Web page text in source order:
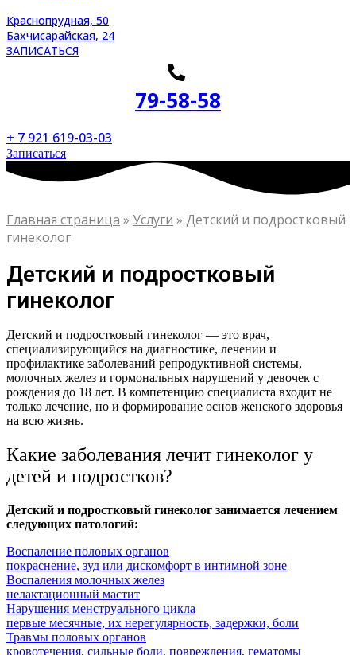
Краснопрудная, 50
Бахчисарайская, 24
ЗАПИСАТЬСЯ
79-58-58
+ 7 921 619-03-03
Записаться
Главная страница » Услуги » Детский и подростковый
гинеколог
Детский и подростковый
гинеколог
Детский и подростковый гинеколог — это врач,
специализирующийся на диагностике, лечении и
профилактике заболеваний репродуктивной системы,
молочных желез и гормональных нарушений у девочек с
рождения до 18 лет. В компетенцию специалиста входит не
только лечение, но и формирование основ женского здоровья
на всю жизнь.
Какие заболевания лечит гинеколог у
детей и подростков?
Детский и подростковый гинеколог занимается лечением
следующих патологий:
Воспаление половых органов
покраснение, зуд или дискомфорт в интимной зоне
Воспаления молочных желез
нелактационный мастит
Нарушения менструального цикла
первые месячные, их нерегулярность, задержки, боли
Травмы половых органов
кровотечения, сильные боли, повреждения, гематомы